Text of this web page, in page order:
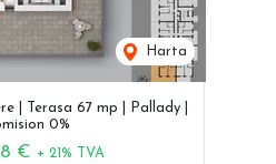
Harta
| Terasa 67 mp | Pallady |
0%
€ + 21% TVA